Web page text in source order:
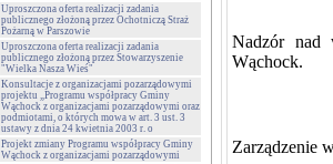
Uproszczona oferta realizacji zadania
publicznego złożoną przez Ochotniczą Straż
Pożarną w Parszowie
Uproszczona oferta realizacji zadania
publicznego złożoną przez Stowarzyszenie
"Wielka Nasza Wieś"
Konsultacje z organizacjami pozarządowymi
projektu „Programu współpracy Gminy
Wąchock z organizacjami pozarządowymi oraz
podmiotami, o których mowa w art. 3 ust. 3
ustawy z dnia 24 kwietnia 2003 r. o
Projekt zmiany Programu współpracy Gminy
Wąchock z organizacjami pozarządowymi
Nadzór nad
Wąchock.
Zarządzenie